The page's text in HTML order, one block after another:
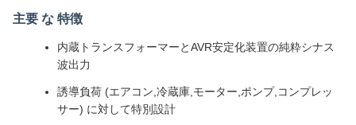
主要 な 特徴
内蔵トランスフォーマーとAVR安定化装置の純粋シナス
波出力
誘導負荷 (エアコン,冷蔵庫,モーター,ポンプ,コンプレッ
サー) に対して特別設計